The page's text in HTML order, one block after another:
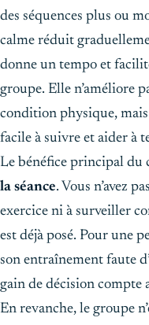
des séquences plus ou
calme réduit
donne un tempo et
groupe. Elle n’améliore
condition physique,
facile à suivre et aider à
Le bénéfice principal du
la séance. Vous n’avez
exercice ni à surveiller
est déjà posé. Pour une
son entraînement faute
gain de décision compte
En revanche, le groupe